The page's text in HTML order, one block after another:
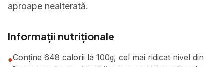
aproape nealterată.
Informații nutriționale
●Conține 648 calorii la 100g, cel mai ridicat nivel din